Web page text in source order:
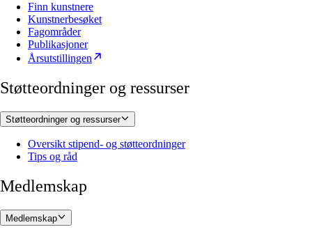
Finn kunstnere
Kunstnerbesøket
Fagområder
Publikasjoner
Årsutstillingen
Støtteordninger og ressurser
Støtteordninger og ressurser
Oversikt stipend- og støtteordninger
Tips og råd
Medlemskap
Medlemskap